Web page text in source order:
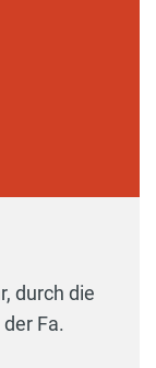
durch die
Fa.